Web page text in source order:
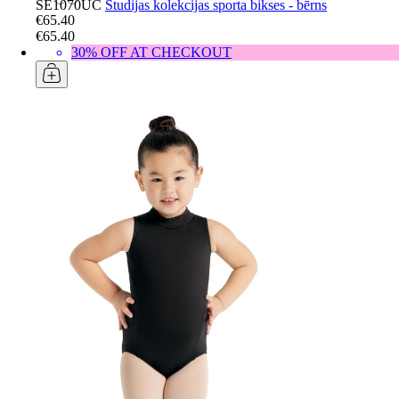
SE1070UC Studijas kolekcijas sporta bikses - bērns
€65.40
€65.40
30% OFF AT CHECKOUT